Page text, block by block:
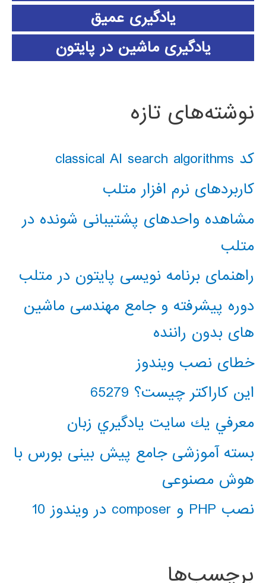
یادگیری عمیق
یادگیری ماشین در پایتون
نوشته‌های تازه
کد classical AI search algorithms
کاربردهای نرم افزار متلب
مشاهده واحدهای پشتیبانی شونده در
متلب
راهنمای برنامه نویسی پایتون در متلب
دوره پیشرفته و جامع مهندسی ماشین
های بدون راننده
خطای نصب ویندوز
این کاراکتر چیست؟ 65279
معرفي يك سايت يادگيري زبان
بسته آموزشی جامع پیش بینی بورس با
هوش مصنوعی
نصب PHP و composer در ویندوز 10
برچسب‌ها